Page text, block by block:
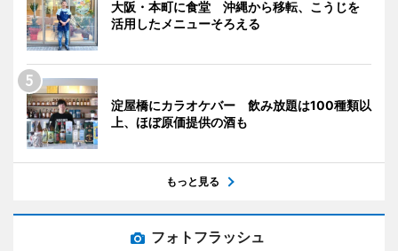
大阪・本町に食堂 沖縄から移転、こうじを
活用したメニューそろえる
淀屋橋にカラオケバー 飲み放題は100種類以
上、ほぼ原価提供の酒も
もっと見る
フォトフラッシュ